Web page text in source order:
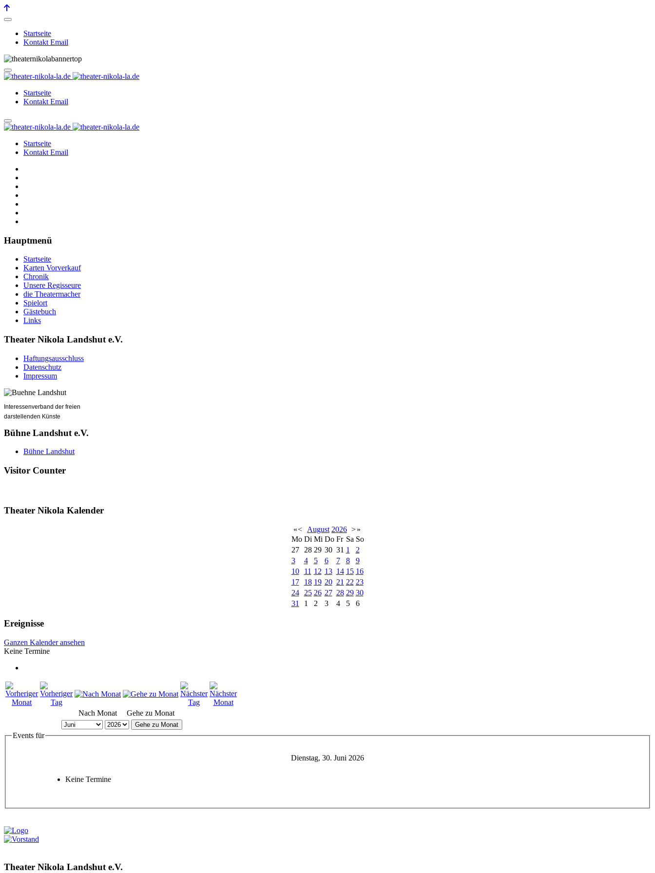
Startseite
Kontakt Email
Startseite
Kontakt Email
Startseite
Kontakt Email
Hauptmenü
Startseite
Karten Vorverkauf
Chronik
Unsere Regisseure
die Theatermacher
Spielort
Gästebuch
Links
Theater Nikola Landshut e.V.
Haftungsausschluss
Datenschutz
Impressum
Interessenverband der freien
darstellenden Künste
Bühne Landshut e.V.
Bühne Landshut
Visitor Counter
Theater Nikola Kalender
«< August 2026 >»
Mo Di Mi Do Fr Sa So
27
28 29 30 31 1
2
3
4 5 6 7 8
9
10
11 12 13 14 15 16
17
18 19 20 21 22 23
24
25 26 27 28 29 30
31
1 2 3 4 5 6
Ereignisse
Ganzen Kalender ansehen
Keine Termine
Nach Monat Gehe zu Monat
Gehe zu Monat
Events für
Dienstag, 30. Juni 2026
Keine Termine
Theater Nikola Landshut e.V.